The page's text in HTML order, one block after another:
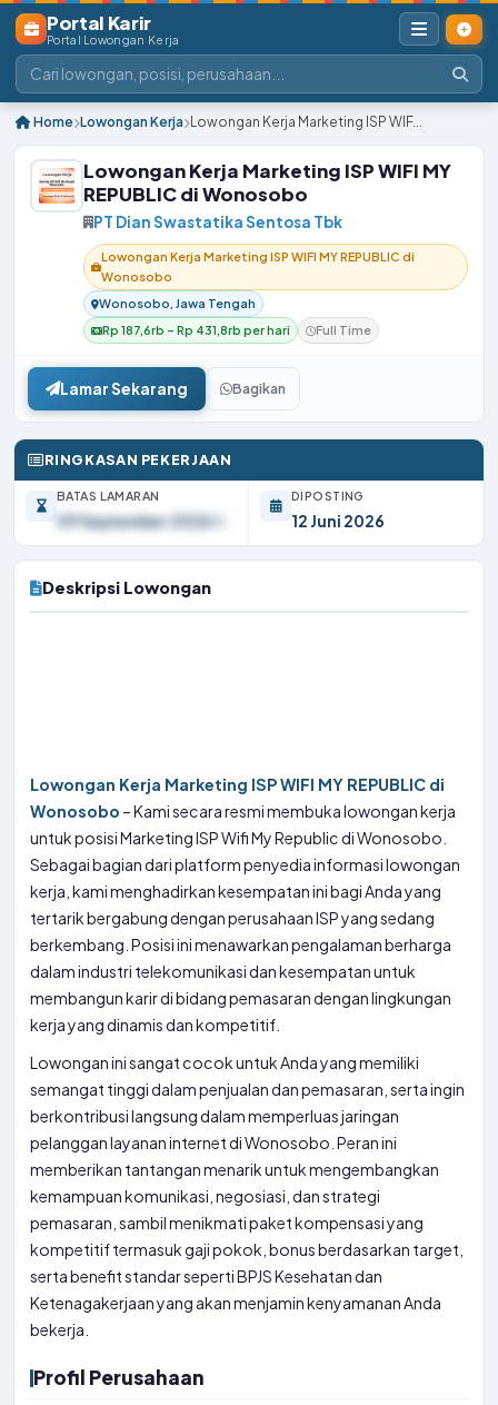
Portal Karir
Portal Lowongan Kerja
Home Lowongan Kerja Lowongan Kerja Marketing ISP WIF...
Lowongan Kerja Marketing ISP WIFI MY
REPUBLIC di Wonosobo
PT Dian Swastatika Sentosa Tbk
Lowongan Kerja Marketing ISP WIFI MY REPUBLIC di
Wonosobo
Wonosobo, Jawa Tengah
Rp 187,6rb – Rp 431,8rb per hari
Full Time
Lamar Sekarang Bagikan
RINGKASAN PEKERJAAN
BATAS LAMARAN
09 September 2026
DIPOSTING
12 Juni 2026
Deskripsi Lowongan
Lowongan Kerja Marketing ISP WIFI MY REPUBLIC di
Wonosobo – Kami secara resmi membuka lowongan kerja
untuk posisi Marketing ISP Wifi My Republic di Wonosobo.
Sebagai bagian dari platform penyedia informasi lowongan
kerja, kami menghadirkan kesempatan ini bagi Anda yang
tertarik bergabung dengan perusahaan ISP yang sedang
berkembang. Posisi ini menawarkan pengalaman berharga
dalam industri telekomunikasi dan kesempatan untuk
membangun karir di bidang pemasaran dengan lingkungan
kerja yang dinamis dan kompetitif.
Lowongan ini sangat cocok untuk Anda yang memiliki
semangat tinggi dalam penjualan dan pemasaran, serta ingin
berkontribusi langsung dalam memperluas jaringan
pelanggan layanan internet di Wonosobo. Peran ini
memberikan tantangan menarik untuk mengembangkan
kemampuan komunikasi, negosiasi, dan strategi
pemasaran, sambil menikmati paket kompensasi yang
kompetitif termasuk gaji pokok, bonus berdasarkan target,
serta benefit standar seperti BPJS Kesehatan dan
Ketenagakerjaan yang akan menjamin kenyamanan Anda
bekerja.
Profil Perusahaan